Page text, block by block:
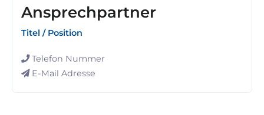
Ansprechpartner
Titel / Position
Telefon Nummer
E-Mail Adresse